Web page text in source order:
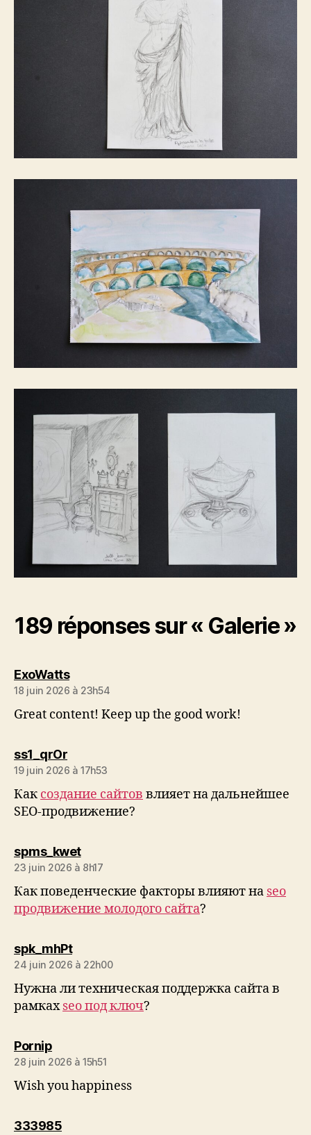
189 réponses sur « Galerie »
ExoWattsdit :
18 juin 2026 à 23h54
Great content! Keep up the good work!
ss1_qrOrdit :
19 juin 2026 à 17h53
Как создание сайтов влияет на дальнейшее
SEO-продвижение?
spms_kwetdit :
23 juin 2026 à 8h17
Как поведенческие факторы влияют на seo
продвижение молодого сайта?
spk_mhPtdit :
24 juin 2026 à 22h00
Нужна ли техническая поддержка сайта в
рамкахseo под ключ?
Pornipdit :
28 juin 2026 à 15h51
Wish you happiness
333985dit :